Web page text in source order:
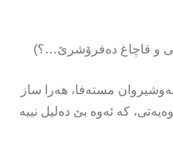
و قاچاغ دەفرۆشرێ…؟)
مستەفا، هەرا ساز
كە ئەوە بێ دەلیل نییە